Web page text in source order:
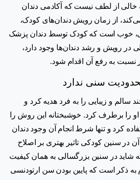
خالی از لطف نیست که آکادمی دندان
از زمان رویش دندان‌های کودک،
حدود 12 ماهگی، خوب است که کودک توسط دندان پزشک
در رویش و رشد دندان‌ها وجود دارد،
نسبت به رفع آن اقدام شود.
سنی ندارد
سالم و زیبایی را به فرد هدیه کرد و
را برطرف کرد. خوشبختانه این روش را
کرد و تنها شرط انجام آن وجود دندان
در سنین کودکی تاثیر بهتری بر اصلاح
شاید در سنین بزرگسالی به همان کیفیت
به ذکر است که پایین بودن سن ارتودنسی